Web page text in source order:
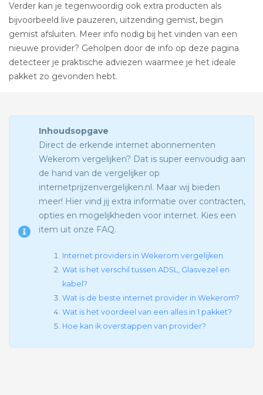
Verder kan je tegenwoordig ook extra producten als
bijvoorbeeld live pauzeren, uitzending gemist, begin
gemist afsluiten. Meer info nodig bij het vinden van een
nieuwe provider? Geholpen door de info op deze pagina
detecteer je praktische adviezen waarmee je het ideale
pakket zo gevonden hebt.
Inhoudsopgave
Direct de erkende internet abonnementen
Wekerom vergelijken? Dat is super eenvoudig aan
de hand van de vergelijker op
internetprijzenvergelijken.nl. Maar wij bieden
meer! Hier vind jij extra informatie over contracten,
opties en mogelijkheden voor internet. Kies een
item uit onze FAQ.
Internet providers in Wekerom vergelijken
Wat is het verschil tussen ADSL, Glasvezel en
kabel?
Wat is de beste internet provider in Wekerom?
Wat is het voordeel van een alles in 1 pakket?
Hoe kan ik overstappen van provider?